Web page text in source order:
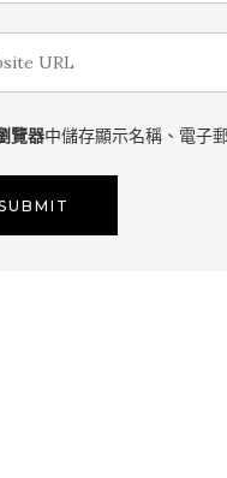
覽器中儲存顯示名稱、電子